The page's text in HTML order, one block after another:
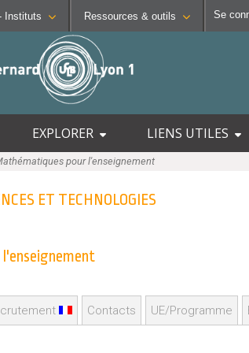
Facultés - Ecoles - Instituts Ressources & outils Se
Sud - Charles Mérieux
UFR
UFR
GEP
CONTACTS
Annuaire
EXPLORER LIENS UTILES
pour l'enseignement
ET TECHNOLOGIES
l'enseignement
Contacts UE/Programme